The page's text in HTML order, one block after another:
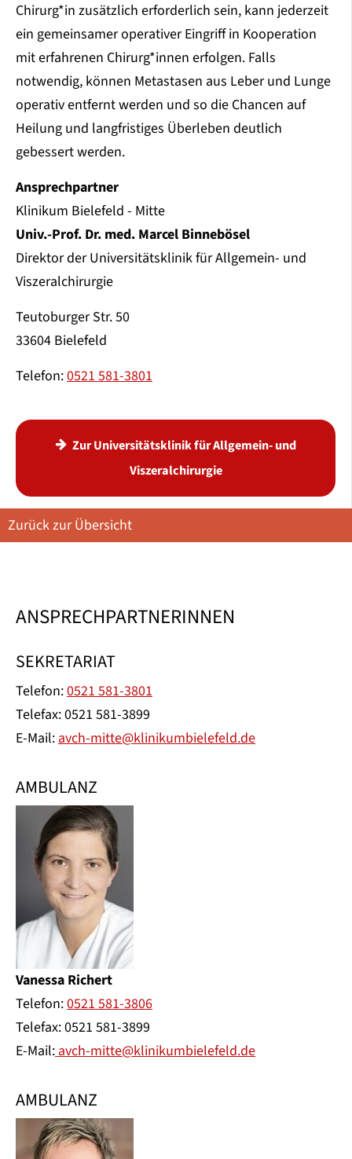
Chirurg*in zusätzlich erforderlich sein, kann jederzeit
ein gemeinsamer operativer Eingriff in Kooperation
mit erfahrenen Chirurg*innen erfolgen. Falls
notwendig, können Metastasen aus Leber und Lunge
operativ entfernt werden und so die Chancen auf
Heilung und langfristiges Überleben deutlich
gebessert werden.
Ansprechpartner
Klinikum Bielefeld - Mitte
Univ.-Prof. Dr. med. Marcel Binnebösel
Direktor der Universitätsklinik für Allgemein- und
Viszeralchirurgie
Teutoburger Str. 50
33604 Bielefeld
Telefon:0521 581-3801
Zur Universitätsklinik für Allgemein- und
Viszeralchirurgie
Zurück zur Übersicht
ANSPRECHPARTNERINNEN
SEKRETARIAT
Telefon:0521 581-3801
Telefax: 0521 581-3899
E-Mail:avch-mitte@klinikumbielefeld.de
AMBULANZ
Vanessa Richert
Telefon:0521 581-3806
Telefax: 0521 581-3899
E-Mail:avch-mitte@klinikumbielefeld.de
AMBULANZ